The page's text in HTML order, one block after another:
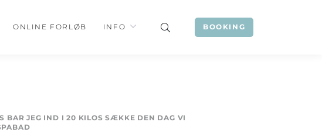
BOOKING
ONLINE FORLØB INFO
BAR JEG IND I 20 KILOS SÆKKE DEN DAG VI